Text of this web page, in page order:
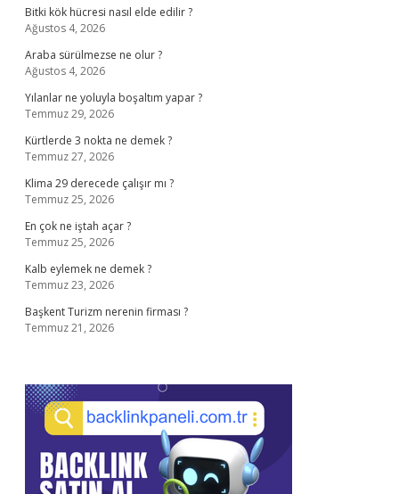
Bitki kök hücresi nasıl elde edilir ?
Ağustos 4, 2026
Araba sürülmezse ne olur ?
Ağustos 4, 2026
Yılanlar ne yoluyla boşaltım yapar ?
Temmuz 29, 2026
Kürtlerde 3 nokta ne demek ?
Temmuz 27, 2026
Klima 29 derecede çalışır mı ?
Temmuz 25, 2026
En çok ne iştah açar ?
Temmuz 25, 2026
Kalb eylemek ne demek ?
Temmuz 23, 2026
Başkent Turizm nerenin firması ?
Temmuz 21, 2026